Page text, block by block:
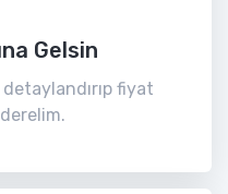
Gelsin
fiyat